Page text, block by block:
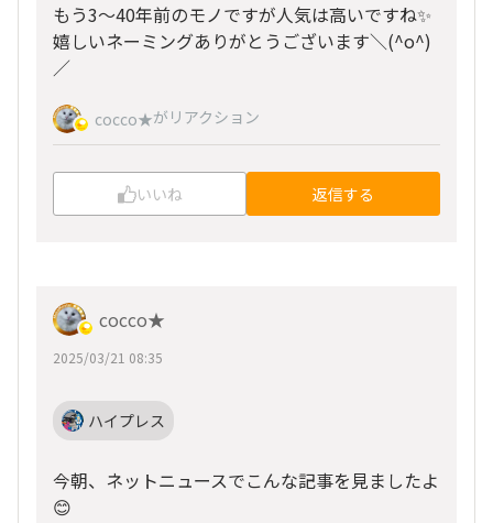
もう3〜40年前のモノですが人気は高いですね✨
嬉しいネーミングありがとうございます＼(^o^)
／
cocco★がリアクション
いいね 返信する
cocco★
2025/03/21 08:35
ハイプレス
今朝、ネットニュースでこんな記事を見ましたよ
😊